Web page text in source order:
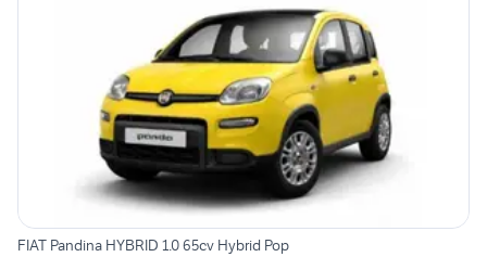
FIAT Pandina HYBRID 1.0 65cv Hybrid Pop